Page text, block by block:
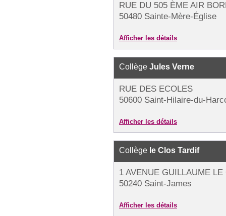
RUE DU 505 ÈME AIR
50480 Sainte-Mère-Église
Afficher les détails
Collège Jules Verne
RUE DES ECOLES
50600 Saint-Hilaire-du-
Afficher les détails
Collège le Clos Tardif
1 AVENUE GUILLAUME
50240 Saint-James
Afficher les détails